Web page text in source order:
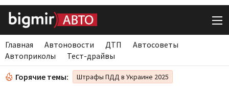
Главная Автоновости ДТП
Автосоветы
Автоприколы
Тест-драйвы
Горячие темы: Штрафы ПДД в Украине 2025